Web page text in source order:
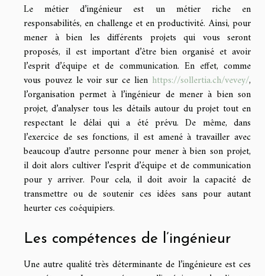
Le métier d’ingénieur est un métier riche en
responsabilités, en challenge et en productivité. Ainsi, pour
mener à bien les différents projets qui vous seront
proposés, il est important d’être bien organisé et avoir
l’esprit d’équipe et de communication. En effet, comme
vous pouvez le voir sur ce lien https://sollertia.ch/vevey/,
l’organisation permet à l’ingénieur de mener à bien son
projet, d’analyser tous les détails autour du projet tout en
respectant le délai qui a été prévu. De même, dans
l’exercice de ses fonctions, il est amené à travailler avec
beaucoup d’autre personne pour mener à bien son projet,
il doit alors cultiver l’esprit d’équipe et de communication
pour y arriver. Pour cela, il doit avoir la capacité de
transmettre ou de soutenir ces idées sans pour autant
heurter ces coéquipiers.
Les compétences de l’ingénieur
Une autre qualité très déterminante de l’ingénieure est ces